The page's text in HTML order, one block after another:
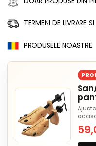
TERMENI DE LIVRARE
PRODUSELE NOASTRE